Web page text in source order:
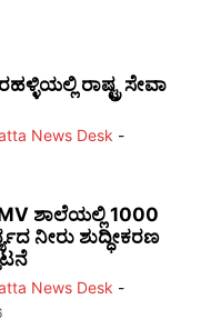
ರಾಷ್ಟ್ರ ಸೇವಾ
News Desk -
ಶಾಲೆಯಲ್ಲಿ 1000
ನೀರು ಶುದ್ಧೀಕರಣ
News Desk -